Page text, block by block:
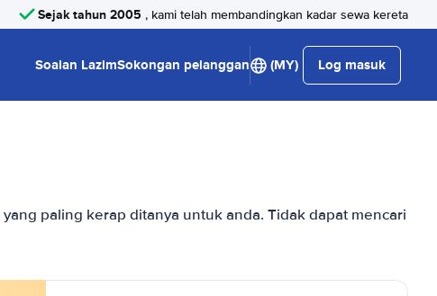
Sejak tahun 2005 , kami telah membandingkan kadar sewa kereta
Soalan LazimSokongan pelanggan (MY) Log masuk
paling kerap ditanya untuk anda. Tidak dapat mencari